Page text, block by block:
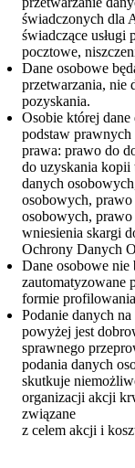
świadczonych dla
świadczące usługi
pocztowe,
Dane osobowe
przetwarzania, nie
pozyskania.
Osobie której dane
podstaw prawnych
prawa: prawo do
do uzyskania kopii
danych
osobowych, prawo
osobowych,
wniesienia skargi
Ochrony Danych
Dane osobowe nie
zautomatyzowane
formie
Podanie danych
powyżej jest
sprawnego
podania danych
skutkuje
organizacji akcji
związane
z celem akcji i